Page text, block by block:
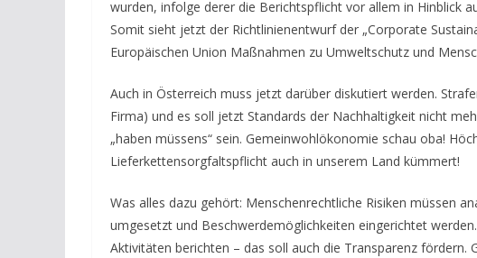
wurden, infolge derer die Berichtspflicht vor allem in Hinblick
Somit sieht jetzt der Richtlinienentwurf der „Corporate
Europäischen Union Maßnahmen zu Umweltschutz und
Auch in Österreich muss jetzt darüber diskutiert werden.
Firma) und es soll jetzt Standards der Nachhaltigkeit nicht
„haben müssens“ sein. Gemeinwohlökonomie schau oba!
Lieferkettensorgfaltspflicht auch in unserem Land kümmert!
Was alles dazu gehört: Menschenrechtliche Risiken müssen
umgesetzt und Beschwerdemöglichkeiten eingerichtet
Aktivitäten berichten – das soll auch die Transparenz fördern.